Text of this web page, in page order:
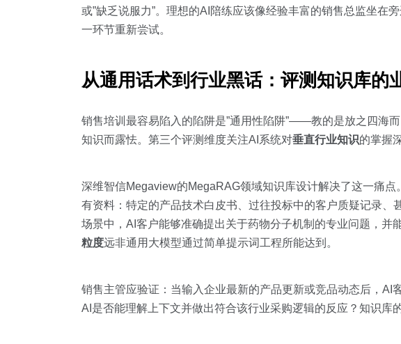
或”缺乏说服力”。理想的AI陪练应该像经验丰富的销售总监坐在
一环节重新尝试。
从通用话术到行业黑话：评测知识库的
销售培训最容易陷入的陷阱是”通用性陷阱”——教的是放之四海
知识而露怯。第三个评测维度关注AI系统对垂直行业知识的掌握
深维智信Megaview的MegaRAG领域知识库设计解决了这一痛
有资料：特定的产品技术白皮书、过往投标中的客户质疑记录
场景中，AI客户能够准确提出关于药物分子机制的专业问题，
粒度远非通用大模型通过简单提示词工程所能达到。
销售主管应验证：当输入企业最新的产品更新或竞品动态后，AI
AI是否能理解上下文并做出符合该行业采购逻辑的反应？知识库